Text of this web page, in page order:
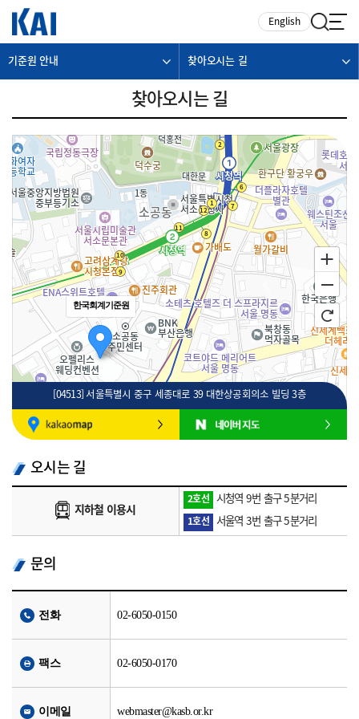
English
기준원 안내 찾아오시는 길
찾아오시는 길
한국회계기준원
100m
[04513] 서울특별시 중구 세종대로 39 대한상공회의소 빌딩 3층
오시는 길
지하철 이용시
2호선 시청역 9번 출구 5분거리
1호선 서울역 3번 출구 5분거리
문의
전화 02-6050-0150
팩스 02-6050-0170
이메일 webmaster@kasb.or.kr